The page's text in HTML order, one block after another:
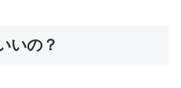
いの？